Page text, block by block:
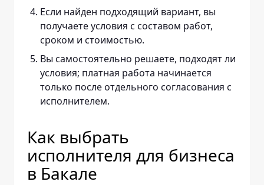
Если найден подходящий вариант, вы
получаете условия с составом работ,
сроком и стоимостью.
Вы самостоятельно решаете, подходят ли
условия; платная работа начинается
только после отдельного согласования с
исполнителем.
Как выбрать
исполнителя для бизнеса
в Бакале